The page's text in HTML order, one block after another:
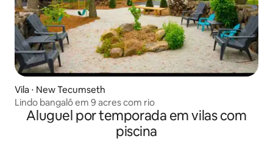
Vila ⋅ New Tecumseth
Lindo bangalô em 9 acres com rio
Aluguel por temporada em vilas com
piscina